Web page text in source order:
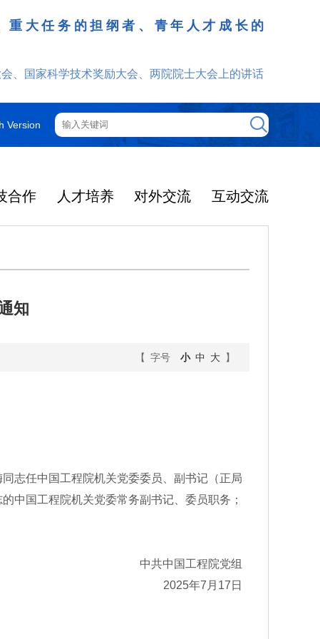
大任务的担纲者、青年人才成长的
、国家科学技术奖励大会、两院院士大会上的讲话
Version
合作 人才培养 对外交流 互动交流
知
【 字号 小 中 大】
志任中国工程院机关党委委员、副书记（正局
中国工程院机关党委常务副书记、委员职务；
中共中国工程院党组
2025年7月17日